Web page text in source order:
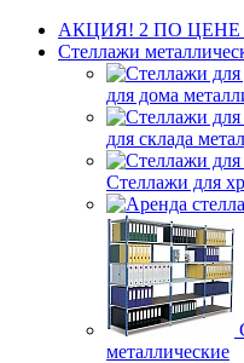
АКЦИЯ! 2 ПО ЦЕНЕ
Стеллажи
для дома
для склада
Стеллажи для
металлические